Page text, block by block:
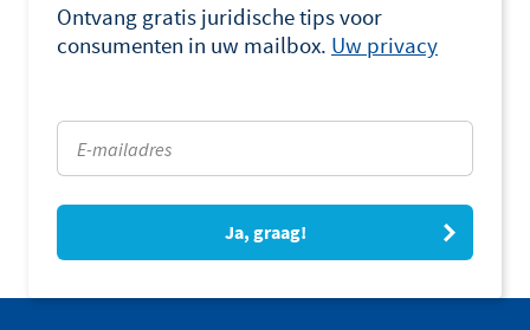
Ontvang gratis juridische tips voor
consumenten in uw mailbox. Uw privacy
Ja, graag!